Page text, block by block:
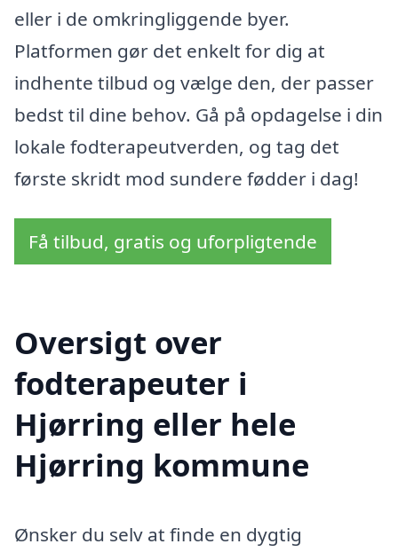
eller i de omkringliggende byer.
Platformen gør det enkelt for dig at
indhente tilbud og vælge den, der passer
bedst til dine behov. Gå på opdagelse i din
lokale fodterapeutverden, og tag det
første skridt mod sundere fødder i dag!
Få tilbud, gratis og uforpligtende
Oversigt over
fodterapeuter i
Hjørring eller hele
Hjørring kommune
Ønsker du selv at finde en dygtig